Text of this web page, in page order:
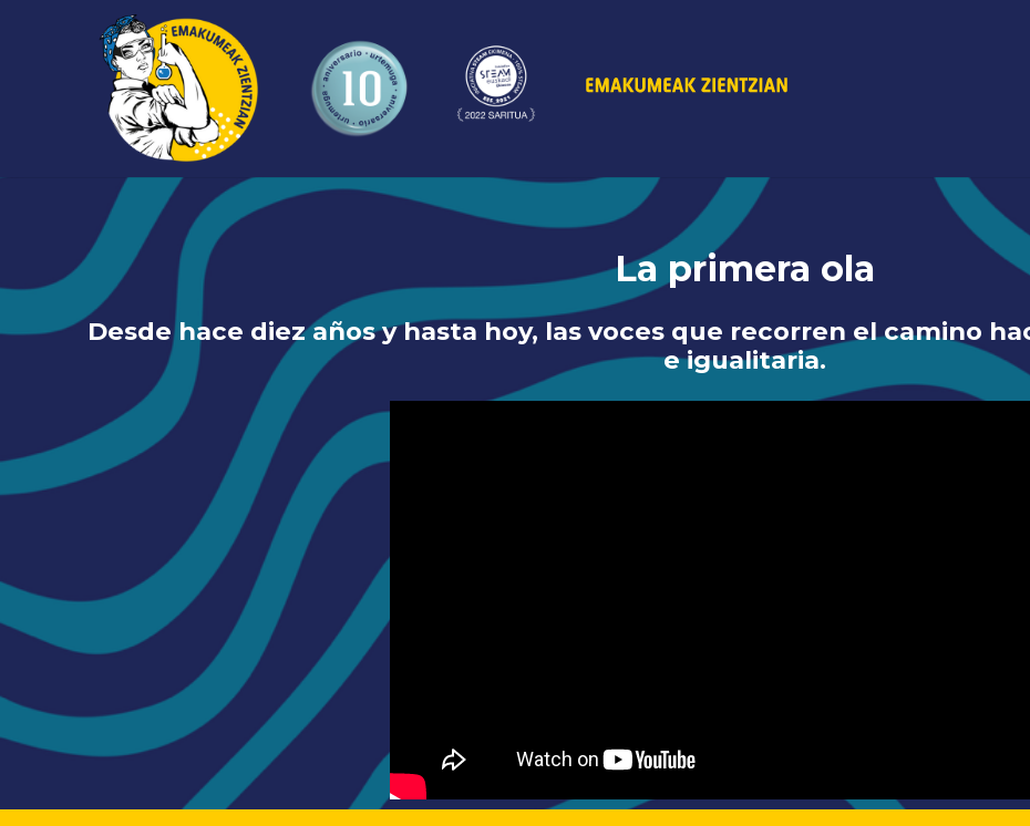
La primera ola
Desde hace diez años y hasta hoy, las voces que recorren el camino
e igualitaria.